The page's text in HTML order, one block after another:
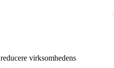
virksomhedens